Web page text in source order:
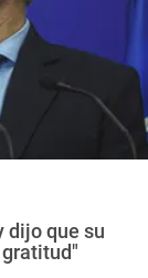
dijo que su